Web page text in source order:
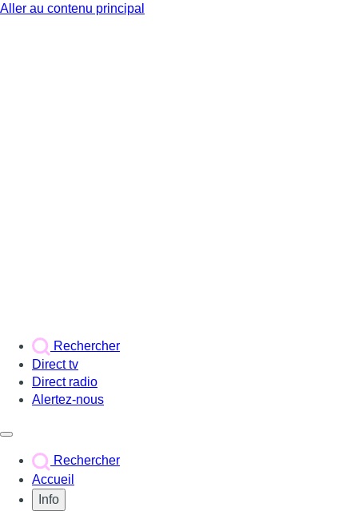
Aller au contenu principal
Rechercher
Direct tv
Direct radio
Alertez-nous
Rechercher
Accueil
Info